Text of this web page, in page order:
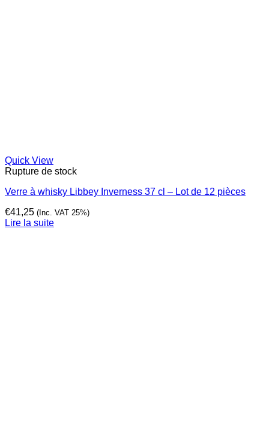
Quick View
Rupture de stock
Verre à whisky Libbey Inverness 37 cl – Lot de 12 pièces
€41,25 (Inc. VAT 25%)
Lire la suite